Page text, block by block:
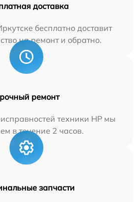
доставка
бесплатно доставит
на ремонт и обратно.
ремонт
техники HP мы
в течение 2 часов.
запчасти